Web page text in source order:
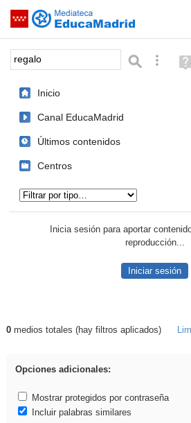
Saltar navegación
Palabra o frase: Búsqueda
(en
Inicio
Canal EducaMadrid
Últimos contenidos
Centros
Inicia sesión para aportar
reproducción...
Iniciar sesión
Resultados de: regalo
0medios totales (hay filtros aplicados)
Opciones adicionales:
Mostrar protegidos por contraseña
Incluir palabras similares